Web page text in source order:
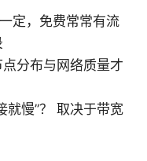
定，免费常常有流
分布与网络质量才
就慢”？ 取决于带宽